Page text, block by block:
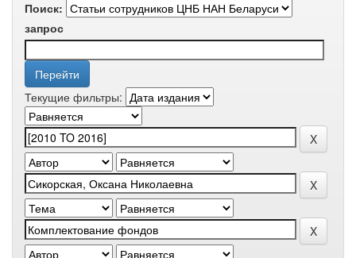
Поиск:
запрос
Текущие фильтры: